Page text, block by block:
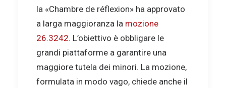
la «Chambre de réflexion» ha approvato
a larga maggioranza la mozione
26.3242. L’obiettivo è obbligare le
grandi piattaforme a garantire una
maggiore tutela dei minori. La mozione,
formulata in modo vago, chiede anche il